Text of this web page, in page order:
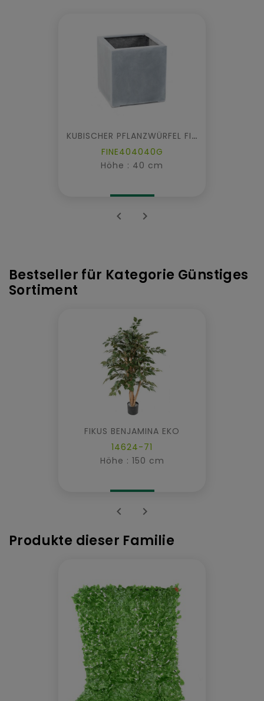
KUBISCHER PFLANZWÜRFEL FIBER
FINE404040G
Höhe : 40 cm
 
Bestseller für Kategorie Günstiges
Sortiment
FIKUS BENJAMINA EKO
14624-71
Höhe : 150 cm
 
Produkte dieser Familie